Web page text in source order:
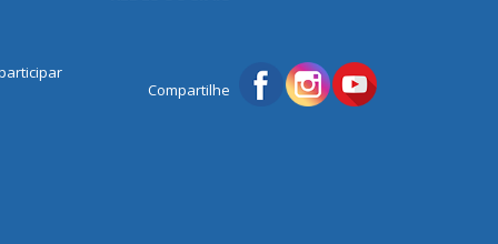
Compartilhe